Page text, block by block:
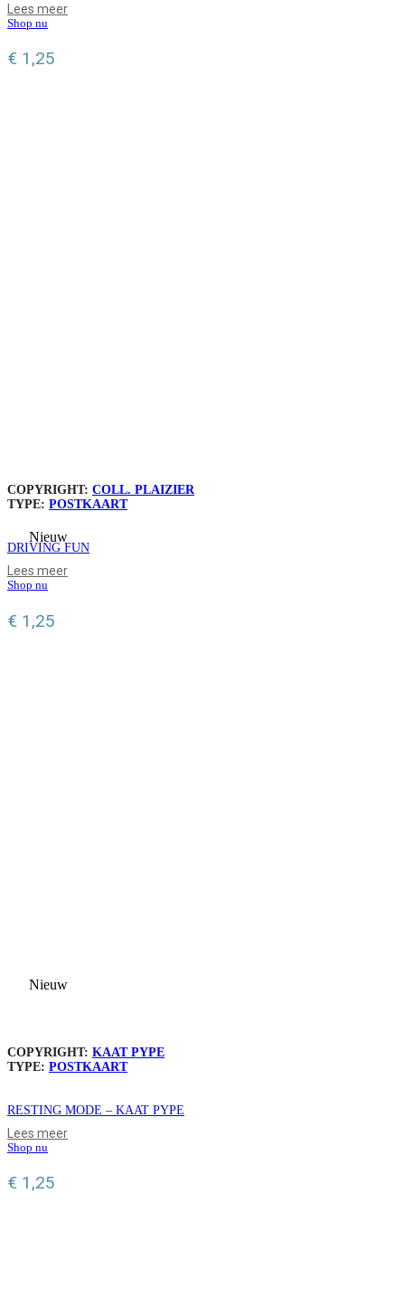
Lees meer
Shop nu
€ 1,25
Nieuw
COPYRIGHT: COLL. PLAIZIER
TYPE: POSTKAART
DRIVING FUN
Lees meer
Shop nu
€ 1,25
Nieuw
COPYRIGHT: KAAT PYPE
TYPE: POSTKAART
RESTING MODE – KAAT PYPE
Lees meer
Shop nu
€ 1,25